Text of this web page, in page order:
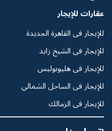
عقارات للإيجار
للإيجار فى القاهرة الجديدة
للإيجار فى الشيخ زايد
للإيجار فى هليوبوليس
للإيجار فى الساحل الشمالي
للإيجار فى الزمالك